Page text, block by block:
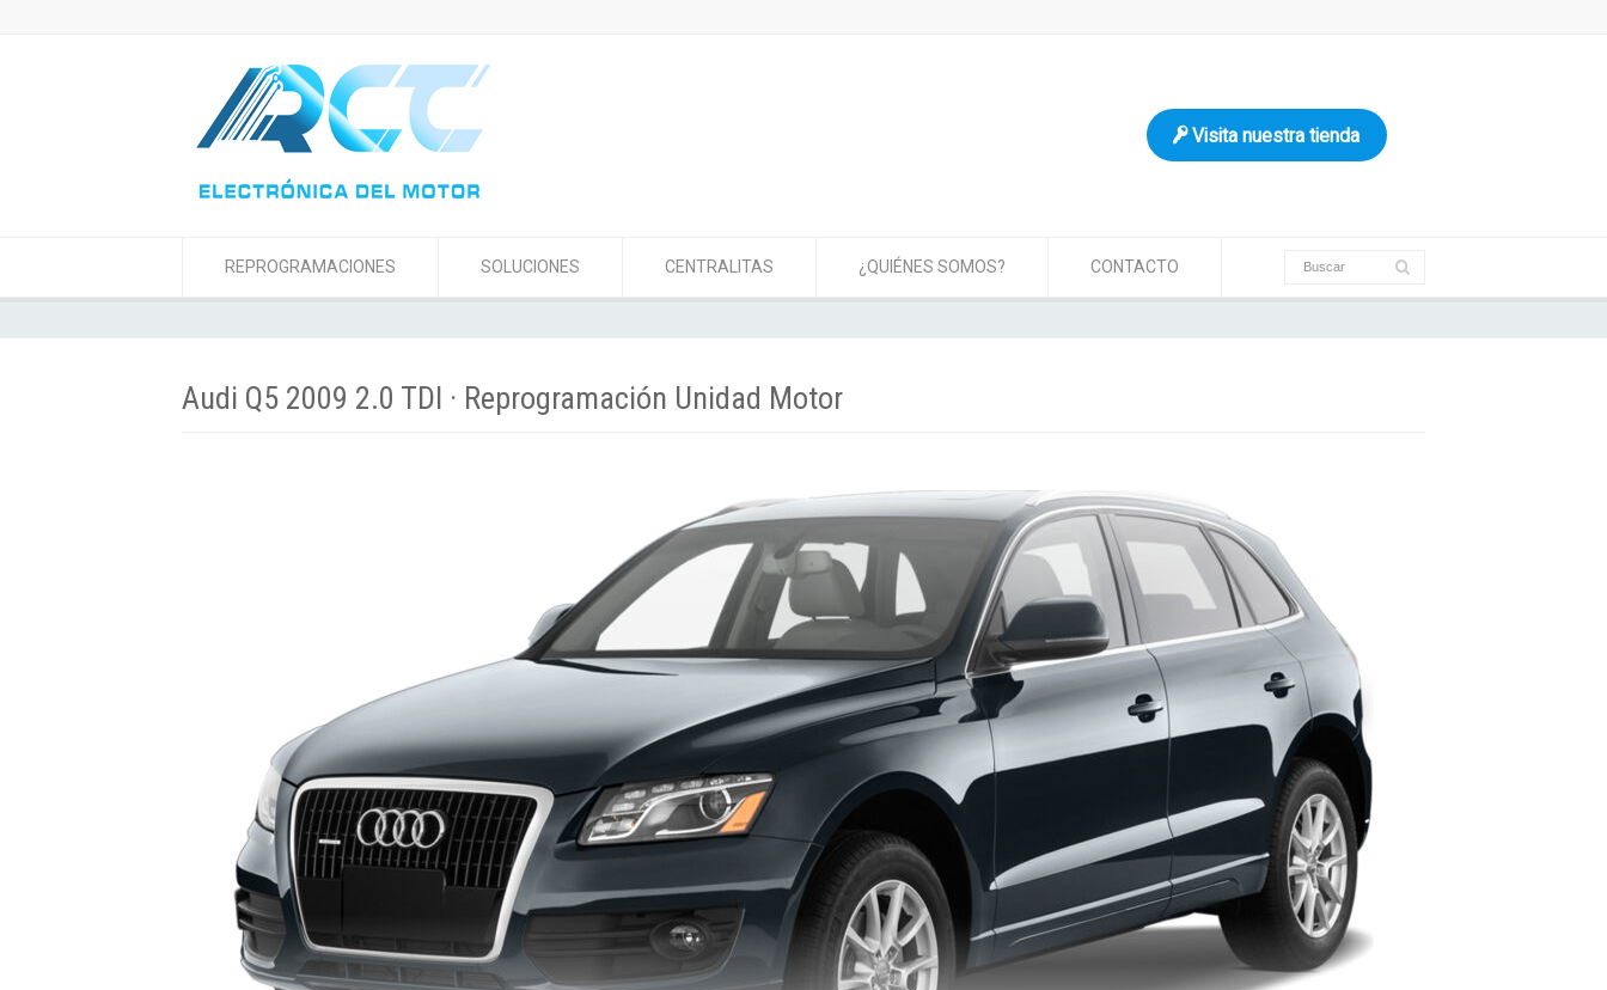
Visita nuestra tienda
REPROGRAMACIONES SOLUCIONES CENTRALITAS ¿QUIÉNES SOMOS? CONTACTO
Audi Q5 2009 2.0 TDI · Reprogramación Unidad Motor